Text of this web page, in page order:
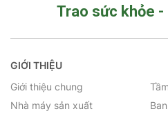
Trao sức khỏe -
GIỚI THIỆU
Giới thiệu chung
Nhà máy sản xuất